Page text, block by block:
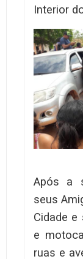
Interior
Após a
seus
Cidade e
e
ruas e